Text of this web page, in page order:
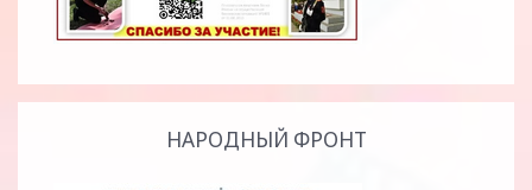
НАРОДНЫЙ ФРОНТ